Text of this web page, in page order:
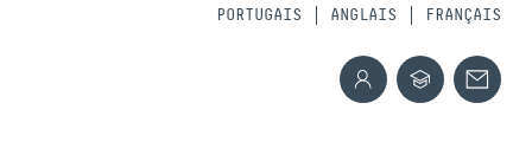
PORTUGAIS ANGLAIS FRANÇAIS